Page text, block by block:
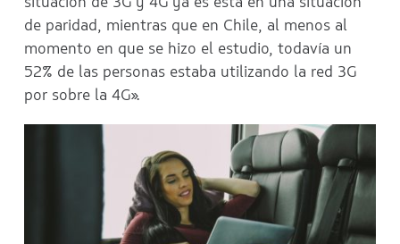
de paridad, mientras que en Chile, al menos al
momento en que se hizo el estudio, todavía un
52% de las personas estaba utilizando la red 3G
por sobre la 4G».